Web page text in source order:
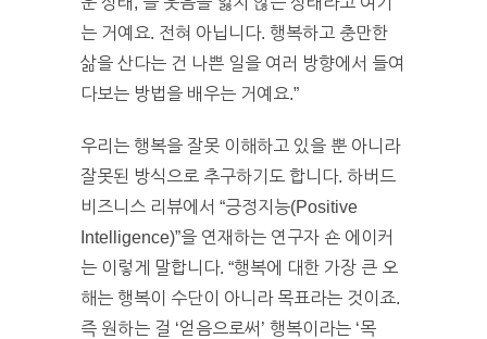
는 거예요. 전혀 아닙니다. 행복하고 충만한
삶을 산다는 건 나쁜 일을 여러 방향에서 들여
다보는 방법을 배우는 거예요.”
우리는 행복을 잘못 이해하고 있을 뿐 아니라
잘못된 방식으로 추구하기도 합니다. 하버드
비즈니스 리뷰에서 “긍정지능(Positive
Intelligence)”을 연재하는 연구자 숀 에이커
는 이렇게 말합니다. “행복에 대한 가장 큰 오
해는 행복이 수단이 아니라 목표라는 것이죠.
즉 원하는 걸 ‘얻음으로써’ 행복이라는 ‘목